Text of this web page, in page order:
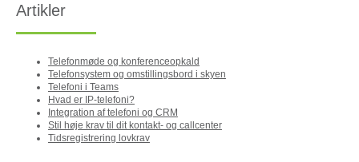
Artikler
Telefonmøde og konferenceopkald
Telefonsystem og omstillingsbord i skyen
Telefoni i Teams
Hvad er IP-telefoni?
Integration af telefoni og CRM
Stil høje krav til dit kontakt- og callcenter
Tidsregistrering lovkrav